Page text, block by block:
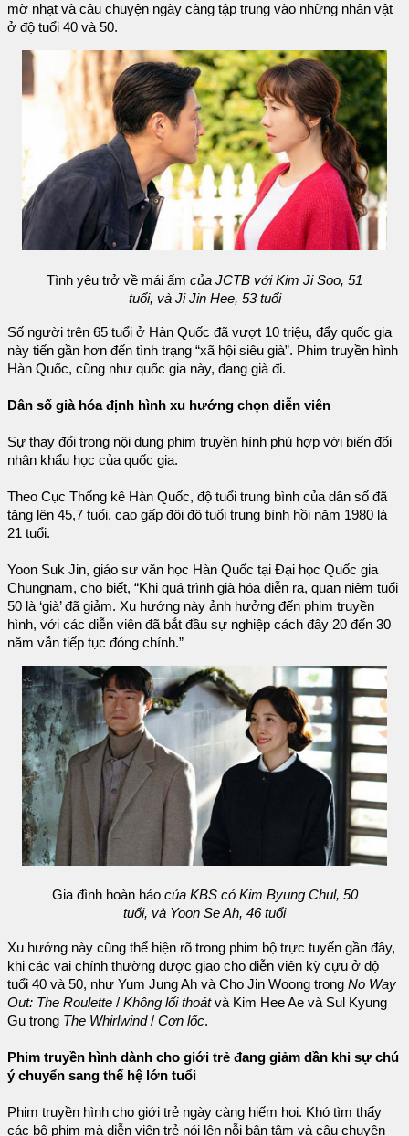
mờ nhạt và câu chuyện ngày càng tập trung vào những nhân vật
ở độ tuổi 40 và 50.
Tình yêu trở về mái ấm của JCTB với Kim Ji Soo, 51
tuổi, và Ji Jin Hee, 53 tuổi
Số người trên 65 tuổi ở Hàn Quốc đã vượt 10 triệu, đẩy quốc gia
này tiến gần hơn đến tình trạng “xã hội siêu già”. Phim truyền hình
Hàn Quốc, cũng như quốc gia này, đang già đi.
Dân số già hóa định hình xu hướng chọn diễn viên
Sự thay đổi trong nội dung phim truyền hình phù hợp với biến đổi
nhân khẩu học của quốc gia.
Theo Cục Thống kê Hàn Quốc, độ tuổi trung bình của dân số đã
tăng lên 45,7 tuổi, cao gấp đôi độ tuổi trung bình hồi năm 1980 là
21 tuổi.
Yoon Suk Jin, giáo sư văn học Hàn Quốc tại Đại học Quốc gia
Chungnam, cho biết, “Khi quá trình già hóa diễn ra, quan niệm tuổi
50 là ‘già’ đã giảm. Xu hướng này ảnh hưởng đến phim truyền
hình, với các diễn viên đã bắt đầu sự nghiệp cách đây 20 đến 30
năm vẫn tiếp tục đóng chính.”
Gia đình hoàn hảocủa KBS có Kim Byung Chul, 50
tuổi, và Yoon Se Ah, 46 tuổi
Xu hướng này cũng thể hiện rõ trong phim bộ trực tuyến gần đây,
khi các vai chính thường được giao cho diễn viên kỳ cựu ở độ
tuổi 40 và 50, như Yum Jung Ah và Cho Jin Woong trong No Way
Out: The Roulette / Không lối thoátvà Kim Hee Ae và Sul Kyung
Gu trong The Whirlwind/ Cơn lốc.
Phim truyền hình dành cho giới trẻ đang giảm dần khi sự chú
ý chuyển sang thế hệ lớn tuổi
Phim truyền hình cho giới trẻ ngày càng hiếm hoi. Khó tìm thấy
các bộ phim mà diễn viên trẻ nói lên nỗi bận tâm và câu chuyện